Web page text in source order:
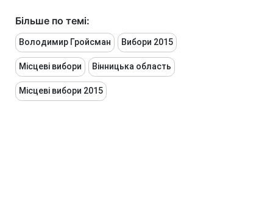
Більше по темі:
Володимир Гройсман Вибори 2015
Місцеві вибори Вінницька область
Місцеві вибори 2015